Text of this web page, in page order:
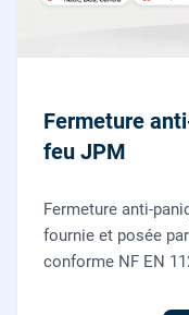
Fermeture
feu JPM
Fermeture anti-
fournie et posée
conforme NF EN